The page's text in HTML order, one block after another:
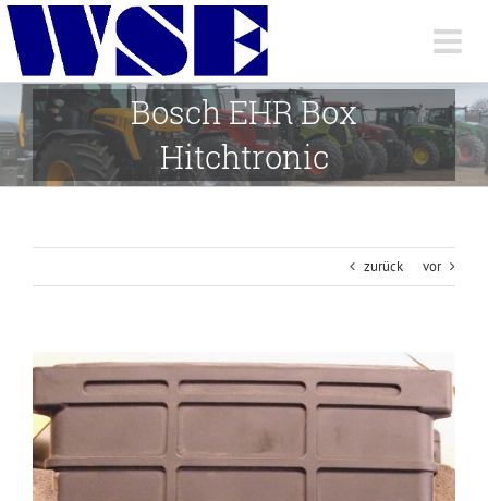
Skip
content
Bosch EHR Box
Hitchtronic
zurück vor
View
Image